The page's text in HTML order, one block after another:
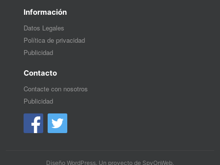
Información
Datos Legales
Política de privacidad
Publicidad
Contacto
Contacte con nosotros
Publicidad
Diseño WordPress. Un proyecto de SpyOnWeb.